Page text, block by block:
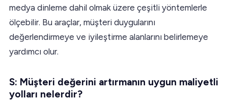
medya dinleme dahil olmak üzere çeşitli yöntemlerle
ölçebilir. Bu araçlar, müşteri duygularını
değerlendirmeye ve iyileştirme alanlarını belirlemeye
yardımcı olur.
S: Müşteri değerini artırmanın uygun maliyetli
yolları nelerdir?